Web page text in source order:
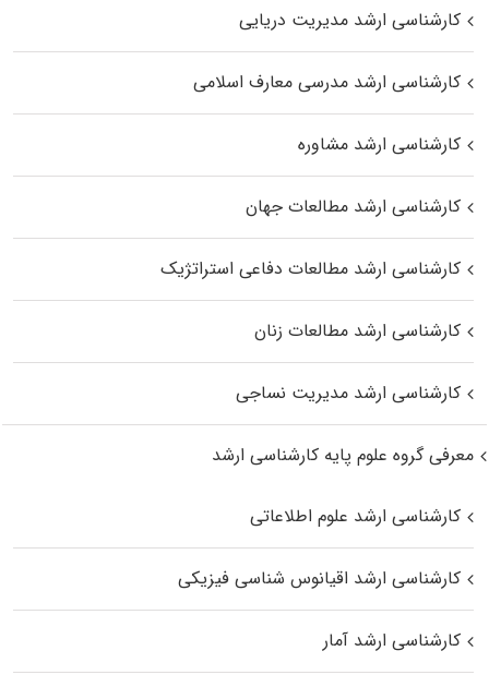
کارشناسی ارشد مدیریت دریایی
کارشناسی ارشد مدرسی معارف اسلامی
کارشناسی ارشد مشاوره
کارشناسی ارشد مطالعات جهان
کارشناسی ارشد مطالعات دفاعی استراتژیک
کارشناسی ارشد مطالعات زنان
کارشناسی ارشد مدیریت نساجی
معرفی گروه علوم پایه کارشناسی ارشد
کارشناسی ارشد علوم اطلاعاتی
کارشناسی ارشد اقیانوس‌ شناسی فیزیکی
کارشناسی ارشد آمار